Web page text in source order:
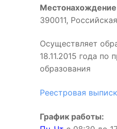
Местонахождение
390011,
Осуществляет
18.11.2015 года
образования
Реестровая